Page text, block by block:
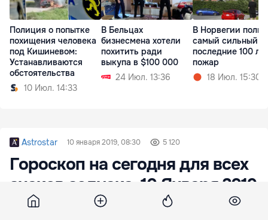
Полиция о попытке
похищения человека
под Кишиневом:
Устанавливаются
обстоятельства
10 Июл. 14:33
В Бельцах
бизнесмена хотели
похитить ради
выкупа в $100 000
24 Июл. 13:36
В Норвегии
самый сильный
последние 100
пожар
18 Июл. 15:30
Astrostar 10 января 2019, 08:30 5 120
Гороскоп на сегодня для всех
знаков зодиака, 10 Января 2019
года